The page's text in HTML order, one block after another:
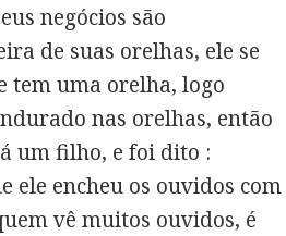
negócios são
de suas orelhas, ele se
tem uma orelha, logo
nas orelhas, então
um filho, e foi dito :
ele encheu os ouvidos com
vê muitos ouvidos, é